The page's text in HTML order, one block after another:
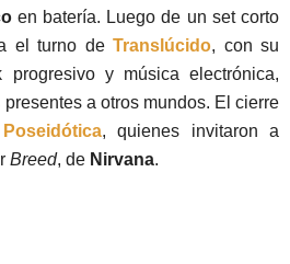
en batería. Luego de un set corto
el turno de Translúcido, con su
progresivo y música electrónica,
a otros mundos. El cierre
Poseidótica, quienes invitaron a
Breed, de Nirvana.